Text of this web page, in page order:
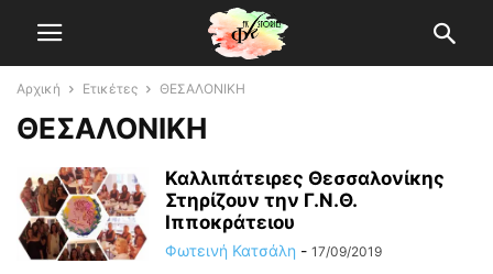
Αρχική Ετικέτες ΘΕΣΑΛΟΝΙΚΗ
ΘΕΣΑΛΟΝΙΚΗ
Καλλιπάτειρες Θεσσαλονίκης
Στηρίζουν την Γ.Ν.Θ.
Ιπποκράτειου
Φωτεινή Κατσάλη - 17/09/2019